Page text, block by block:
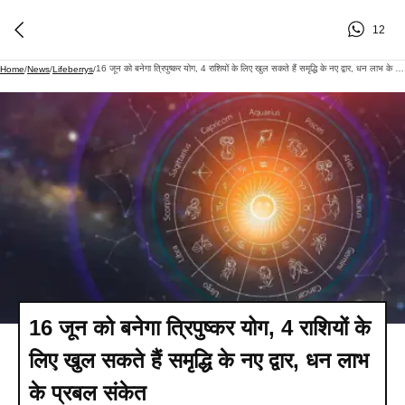
12
Home/News/Lifeberrys/
16 जून को बनेगा त्रिपुष्कर योग, 4 राशियों के
लिए खुल सकते हैं समृद्धि के नए द्वार, धन लाभ
के प्रबल संकेत